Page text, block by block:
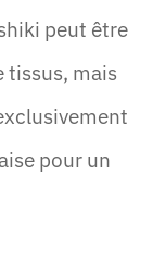
peut être
tissus, mais
pour un